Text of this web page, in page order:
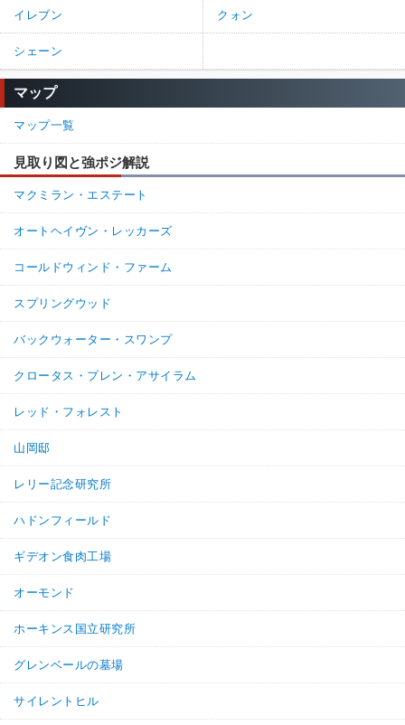
イレブン クォン
シェーン
マップ
マップ一覧
見取り図と強ポジ解説
マクミラン・エステート
オートヘイヴン・レッカーズ
コールドウィンド・ファーム
スプリングウッド
バックウォーター・スワンプ
クロータス・プレン・アサイラム
レッド・フォレスト
山岡邸
レリー記念研究所
ハドンフィールド
ギデオン食肉工場
オーモンド
ホーキンス国立研究所
グレンベールの墓場
サイレントヒル